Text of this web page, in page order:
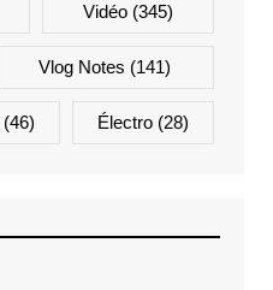
Vidéo (345)
Vlog Notes (141)
(46) Électro (28)